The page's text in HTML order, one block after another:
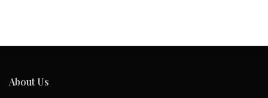
About Us